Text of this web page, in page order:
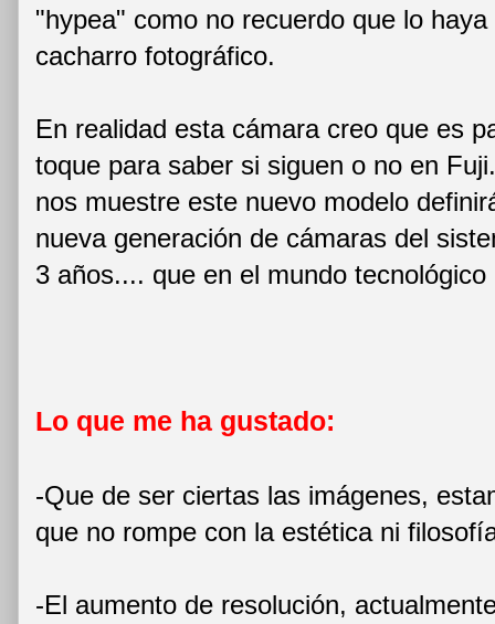
"hypea" como no recuerdo que lo
cacharro fotográfico.
En realidad esta cámara creo que es
toque para saber si siguen o no en
nos muestre este nuevo modelo
nueva generación de cámaras del
3 años.... que en el mundo
Lo que me ha gustado:
-Que de ser ciertas las imágenes,
que no rompe con la estética ni
-El aumento de resolución,